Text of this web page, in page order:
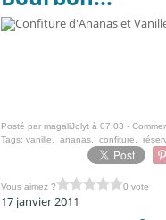
Posté par magaliJolyt à 07:03 -
Tags: vanille ananas confiture
Vous aimez ? 0 vote
17 janvier 2011